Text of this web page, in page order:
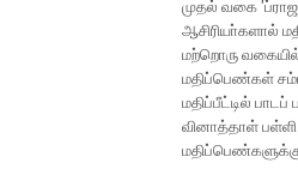
முதல் வகை
ஆசிரியா்களால்
மற்றொரு வகையில்
மதிப்பெண்கள்
மதிப்பீட்டில்
வினாத்தாள்